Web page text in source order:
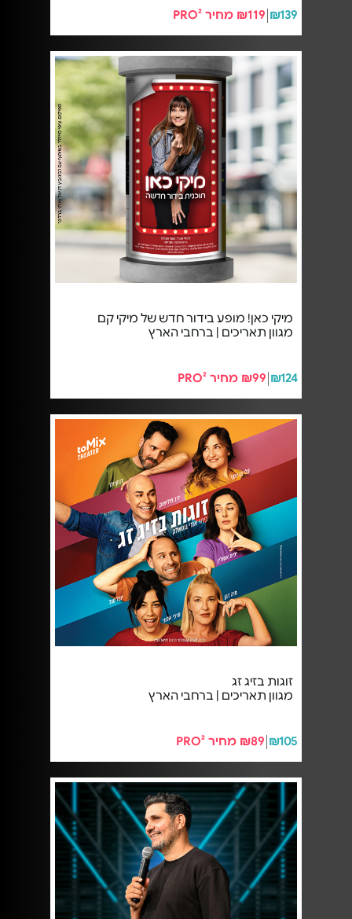
₪139 ₪119 מחיר PRO²
מיקי כאן! מופע בידור חדש של מיקי קם
מגוון תאריכים | ברחבי הארץ
₪124 ₪99 מחיר PRO²
זוגות בזיג זג
מגוון תאריכים | ברחבי הארץ
₪105 ₪89 מחיר PRO²